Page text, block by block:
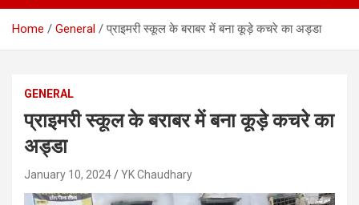
Home General प्राइमरी स्कूल के बराबर में बना कूड़े कचरे का अड्डा
GENERAL
प्राइमरी स्कूल के बराबर में बना कूड़े कचरे का
अड्डा
January 10, 2024 YK Chaudhary